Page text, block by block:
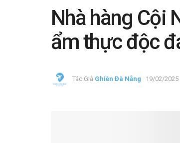
Nhà hàng Cội
ẩm thực độc
Tác Giả Ghiền Đà Nẵng 19/02/2025